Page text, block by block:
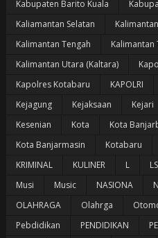
Kabupaten Barito Kuala
Kaliamantan Selatan
Kalimantan Tengah
Kalimantan
Kalimantan Utara (Kaltara)
Kapolres Kotabaru
KAPOLRI
Kejagung
Kejaksaan Kejari
Kesenian
Kota Kota
Kota Banjarmasin
Kotabaru
KRIMINAL
KULINER L
Musi
Music NASIONA
OLAHRAGA
Olahrga
Pebdidikan
PENDIDIKAN